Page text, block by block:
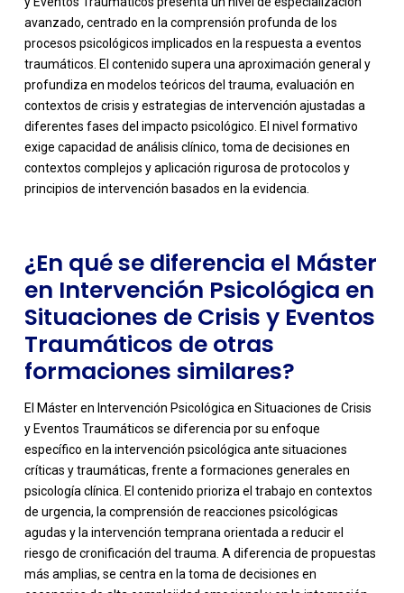
avanzado, centrado en la comprensión profunda de los
procesos psicológicos implicados en la respuesta a eventos
traumáticos. El contenido supera una aproximación general y
profundiza en modelos teóricos del trauma, evaluación en
contextos de crisis y estrategias de intervención ajustadas a
diferentes fases del impacto psicológico. El nivel formativo
exige capacidad de análisis clínico, toma de decisiones en
contextos complejos y aplicación rigurosa de protocolos y
principios de intervención basados en la evidencia.
-
¿En qué se diferencia el Máster
en Intervención Psicológica en
Situaciones de Crisis y Eventos
Traumáticos de otras
formaciones similares?
El Máster en Intervención Psicológica en Situaciones de Crisis
y Eventos Traumáticos se diferencia por su enfoque
específico en la intervención psicológica ante situaciones
críticas y traumáticas, frente a formaciones generales en
psicología clínica. El contenido prioriza el trabajo en contextos
de urgencia, la comprensión de reacciones psicológicas
agudas y la intervención temprana orientada a reducir el
riesgo de cronificación del trauma. A diferencia de propuestas
más amplias, se centra en la toma de decisiones en
-